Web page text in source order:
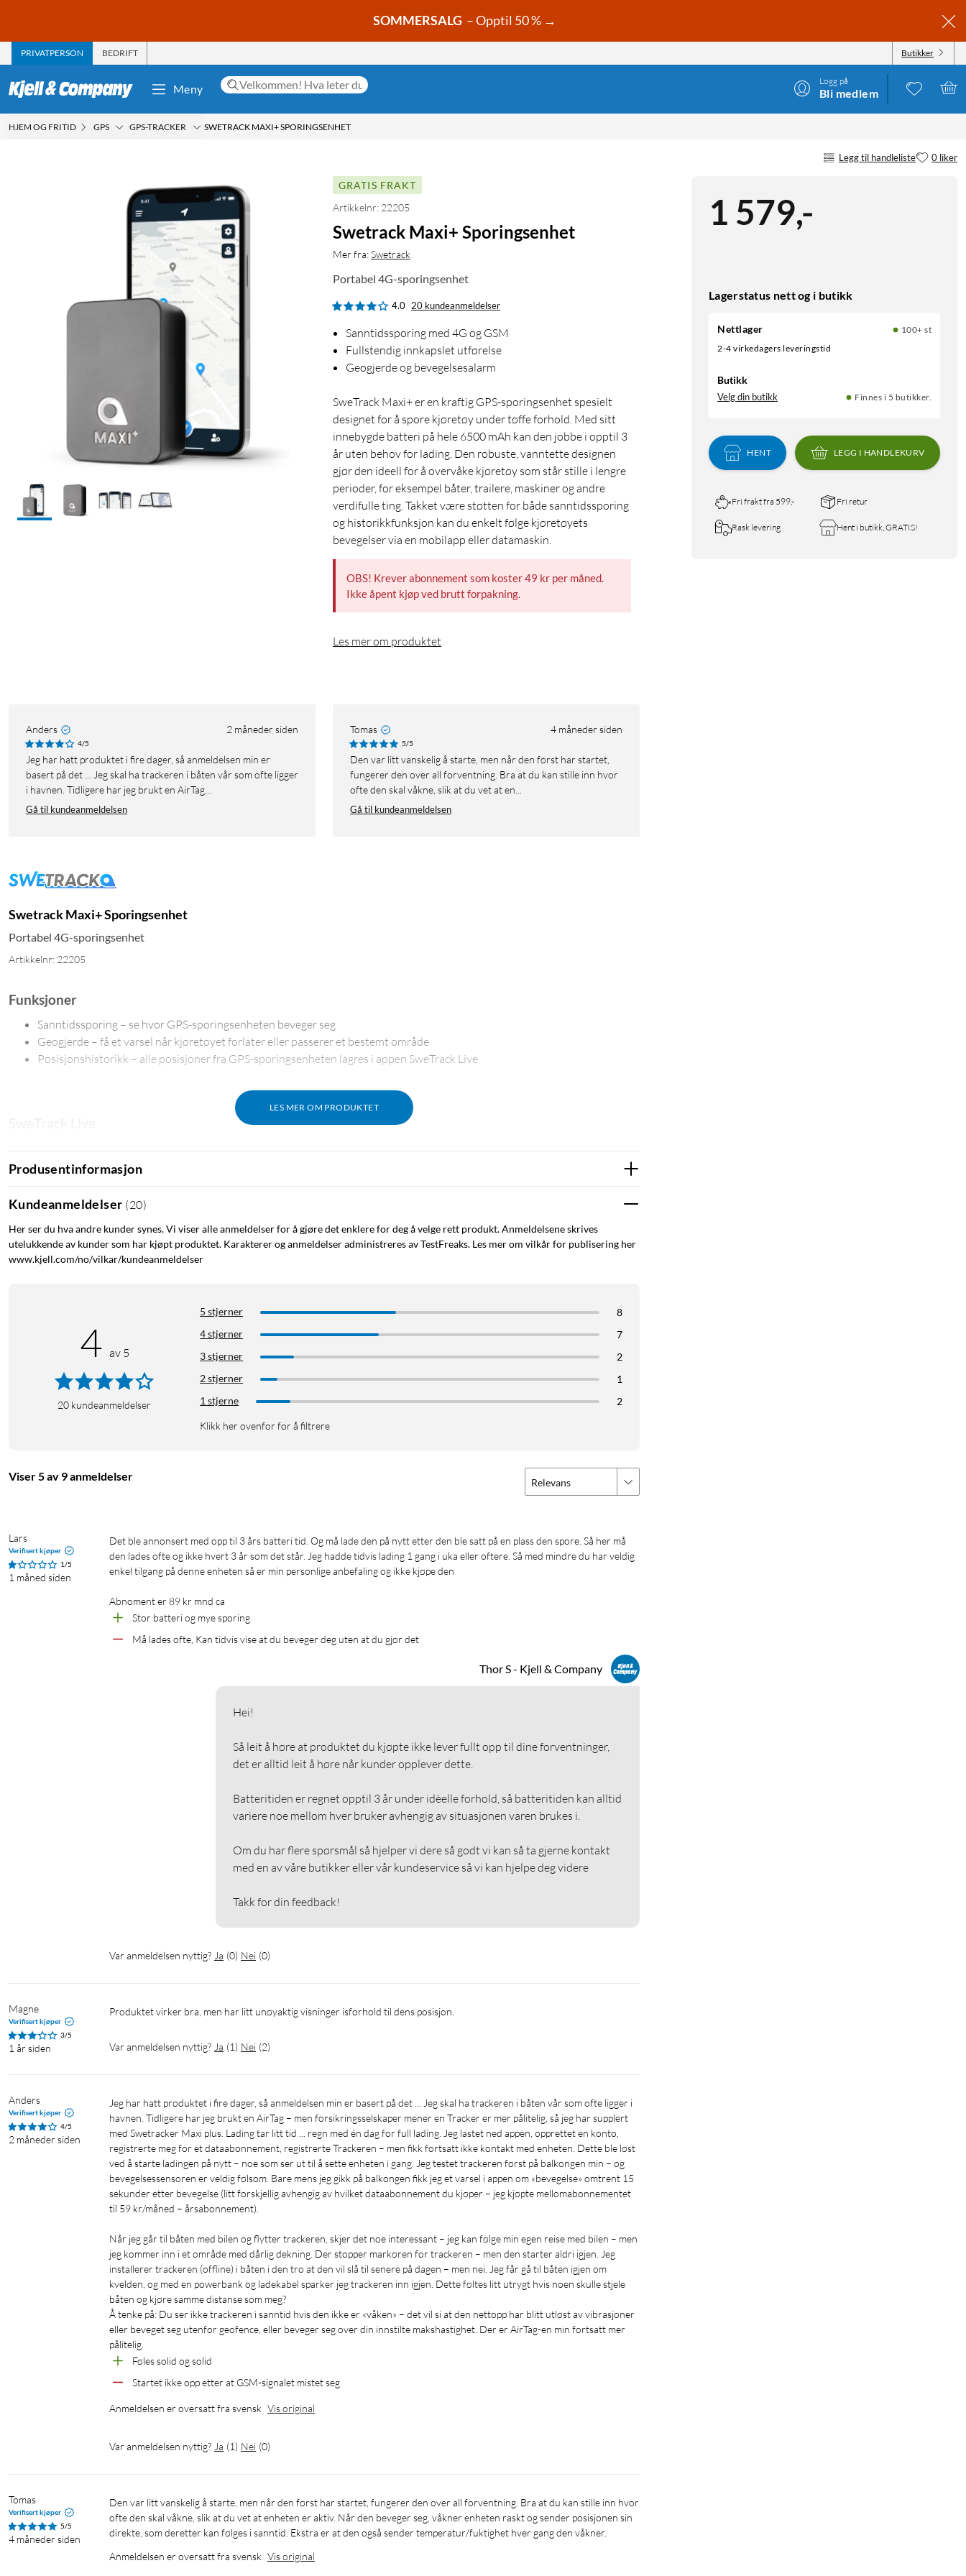
SOMMERSALG – Opptil 50 % →
PRIVATPERSON BEDRIFT Butikker
Meny
Logg på
Bli medlem
HJEM OG FRITID GPS GPS-TRACKER SWETRACK MAXI+ SPORINGSENHET
Legg til handleliste 0 liker
1 579,-
Lagerstatus nett og i butikk
Nettlager
100+ st
2-4 virkedagers leveringstid
Butikk
Velg din butikk Finnes i 5 butikker.
HENT LEGG I HANDLEKURV
Fri frakt fra 599,- Fri retur
Rask levering Hent i butikk, GRATIS!
GRATIS FRAKT
Artikkelnr: 22205
Swetrack Maxi+ Sporingsenhet
Mer fra:Swetrack
Portabel 4G-sporingsenhet
4.0 20 kundeanmeldelser
Sanntidssporing med 4G og GSM
Fullstendig innkapslet utførelse
Geogjerde og bevegelsesalarm
SweTrack Maxi+ er en kraftig GPS-sporingsenhet spesielt
designet for å spore kjøretøy under tøffe forhold. Med sitt
innebygde batteri på hele 6500 mAh kan den jobbe i opptil 3
år uten behov for lading. Den robuste, vanntette designen
gjør den ideell for å overvåke kjøretøy som står stille i lengre
perioder, for eksempel båter, trailere, maskiner og andre
verdifulle ting. Takket være støtten for både sanntidssporing
og historikkfunksjon kan du enkelt følge kjøretøyets
bevegelser via en mobilapp eller datamaskin.
OBS! Krever abonnement som koster 49 kr per måned.
Ikke åpent kjøp ved brutt forpakning.
Les mer om produktet
Anders 2 måneder siden
4/5
Jeg har hatt produktet i fire dager, så anmeldelsen min er
basert på det ... Jeg skal ha trackeren i båten vår som ofte ligger
i havnen. Tidligere har jeg brukt en AirTag...
Gå til kundeanmeldelsen
Tomas 4 måneder siden
5/5
Den var litt vanskelig å starte, men når den først har startet,
fungerer den over all forventning. Bra at du kan stille inn hvor
ofte den skal våkne, slik at du vet at en...
Gå til kundeanmeldelsen
Swetrack Maxi+ Sporingsenhet
Portabel 4G-sporingsenhet
Artikkelnr: 22205
LES MER OM PRODUKTET
Funksjoner
Sanntidssporing – se hvor GPS-sporingsenheten beveger seg
Geogjerde – få et varsel når kjøretøyet forlater eller passerer et bestemt område
Posisjonshistorikk – alle posisjoner fra GPS-sporingsenheten lagres i appen SweTrack Live
SweTrack Maxi+ styres helt og holdent via den populære appen SweTrack Live, der du kan se enhetens posisjon på datamaskinen
eller mobilen din.
Energisparefunksjoner
Sporingsenheten har en smart energisparemodus som reduserer strømforbruket til nesten null i hvilemodus. Maxi+ har et stort
oppladbart internt batteri og byr på imponerende batteritid på opptil 3 år.
miljøforhold og still inn varsler i SweTrack Live-appen for omfattende beskyttelse av følsomme laster og rom.
Spesifikasjoner
Batteristørrelse: 6500 mAh
Mobilnett som støttes: 2G/GSM, 4G/LTE
Produsentinformasjon
Kundeanmeldelser (20)
Her ser du hva andre kunder synes. Vi viser alle anmeldelser for å gjøre det enklere for deg å velge rett produkt. Anmeldelsene skrives
utelukkende av kunder som har kjøpt produktet. Karakterer og anmeldelser administreres av TestFreaks. Les mer om vilkår for publisering her
www.kjell.com/no/vilkar/kundeanmeldelser
4 av 5
20 kundeanmeldelser
5 stjerner
8
4 stjerner
7
3 stjerner
2
2 stjerner
1
1 stjerne
2
Klikk her ovenfor for å filtrere
Viser 5 av 9 anmeldelser Relevans
Lars
Verifisert kjøper
1/5
1 måned siden
Det ble annonsert med opp til 3 års batteri tid. Og må lade den på nytt etter den ble satt på en plass den spore. Så her må
den lades ofte og ikke hvert 3 år som det står. Jeg hadde tidvis lading 1 gang i uka eller oftere. Så med mindre du har veldig
enkel tilgang på denne enheten så er min personlige anbefaling og ikke kjøpe den
Stor batteri og mye sporing
Må lades ofte, Kan tidvis vise at du beveger deg uten at du gjør det
Thor S - Kjell & Company
Hei!
Så leit å høre at produktet du kjøpte ikke lever fullt opp til dine forventninger,
det er alltid leit å høre når kunder opplever dette.
Batteritiden er regnet opptil 3 år under idèelle forhold, så batteritiden kan alltid
variere noe mellom hver bruker avhengig av situasjonen varen brukes i.
Om du har flere spørsmål så hjelper vi dere så godt vi kan så ta gjerne kontakt
med en av våre butikker eller vår kundeservice så vi kan hjelpe deg videre
Takk for din feedback!
Var anmeldelsen nyttig? Ja (0) Nei (0)
Magne
Verifisert kjøper
3/5
1 år siden
Produktet virker bra, men har litt unøyaktig visninger isforhold til dens posisjon.
Var anmeldelsen nyttig? Ja (1) Nei (2)
Anders
Verifisert kjøper
4/5
2 måneder siden
Jeg har hatt produktet i fire dager, så anmeldelsen min er basert på det ... Jeg skal ha trackeren i båten vår som ofte ligger i
havnen. Tidligere har jeg brukt en AirTag – men forsikringsselskaper mener en Tracker er mer pålitelig, så jeg har supplert
med Swetracker Maxi plus. Lading tar litt tid ... regn med én dag for full lading. Jeg lastet ned appen, opprettet en konto,
registrerte meg for et dataabonnement, registrerte Trackeren – men fikk fortsatt ikke kontakt med enheten. Dette ble løst
ved å starte ladingen på nytt – noe som ser ut til å sette enheten i gang. Jeg testet trackeren først på balkongen min – og
bevegelsessensoren er veldig følsom. Bare mens jeg gikk på balkongen fikk jeg et varsel i appen om «bevegelse» omtrent 15
sekunder etter bevegelse (litt forskjellig avhengig av hvilket dataabonnement du kjøper – jeg kjøpte mellomabonnementet
til 59 kr/måned – årsabonnement).
Når jeg går til båten med bilen og flytter trackeren, skjer det noe interessant – jeg kan følge min egen reise med bilen – men
jeg kommer inn i et område med dårlig dekning. Der stopper markøren for trackeren – men den starter aldri igjen. Jeg
installerer trackeren (offline) i båten i den tro at den vil slå til senere på dagen – men nei. Jeg får gå til båten igjen om
kvelden, og med en powerbank og ladekabel sparker jeg trackeren inn igjen. Dette føltes litt utrygt hvis noen skulle stjele
båten og kjøre samme distanse som meg?
Å tenke på: Du ser ikke trackeren i sanntid hvis den ikke er «våken» – det vil si at den nettopp har blitt utløst av vibrasjoner
eller beveget seg utenfor geofence, eller beveger seg over din innstilte makshastighet. Der er AirTag-en min fortsatt mer
pålitelig.
Føles solid og solid
Startet ikke opp etter at GSM-signalet mistet seg
Anmeldelsen er oversatt fra svensk Vis original
Var anmeldelsen nyttig? Ja (1) Nei (0)
Tomas
Verifisert kjøper
5/5
4 måneder siden
Den var litt vanskelig å starte, men når den først har startet, fungerer den over all forventning. Bra at du kan stille inn hvor
ofte den skal våkne, slik at du vet at enheten er aktiv. Når den beveger seg, våkner enheten raskt og sender posisjonen sin
direkte, som deretter kan følges i sanntid. Ekstra er at den også sender temperatur/fuktighet hver gang den våkner.
Anmeldelsen er oversatt fra svensk Vis original